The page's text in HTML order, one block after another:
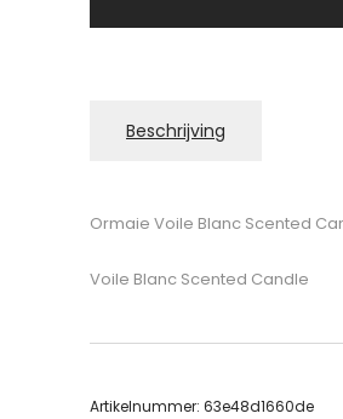
Beschrijving
Ormaie Voile Blanc Scented
Voile Blanc Scented Candle
Artikelnummer: 63e48d1660de